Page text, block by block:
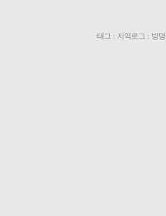
태그 : 지역로그 : 방